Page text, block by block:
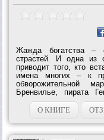
Жажда богатства –
страстей. И одна из
приводит того, кто
имена многих – к
обворожительной
Бренвилье, пирата
Александра
истории. Но эти люди
О КНИГЕ